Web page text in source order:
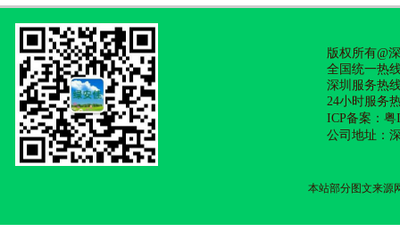
深圳新房检测
深圳除甲醛公司 深圳甲醛治理 深圳除甲醛
深圳甲醛权威机构
版权所有@
全国统一热
深圳服务热
24小时服务
ICP备案： 粤
公司地址：
本站部分图文来源